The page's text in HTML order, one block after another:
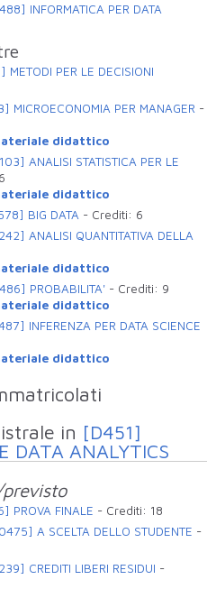
INFORMATICA PER DATA
METODI PER LE DECISIONI
MICROECONOMIA PER MANAGER -
didattico
ANALISI STATISTICA PER LE
6
didattico
BIG DATA - Crediti: 6
ANALISI QUANTITATIVA DELLA
didattico
PROBABILITA' - Crediti: 9
didattico
INFERENZA PER DATA SCIENCE
didattico
in [D451]
DATA ANALYTICS
PROVA FINALE - Crediti: 18
A SCELTA DELLO STUDENTE -
CREDITI LIBERI RESIDUI -